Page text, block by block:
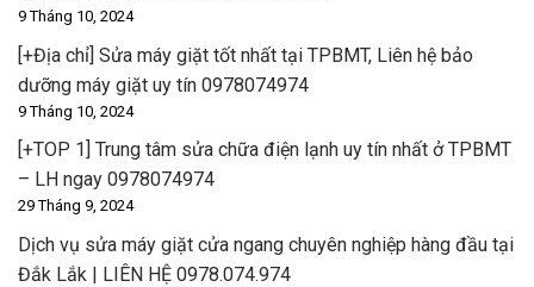
9 Tháng 10, 2024
[+Địa chỉ] Sửa máy giặt tốt nhất tại TPBMT, Liên hệ bảo
dưỡng máy giặt uy tín 0978074974
9 Tháng 10, 2024
[+TOP 1] Trung tâm sửa chữa điện lạnh uy tín nhất ở TPBMT
– LH ngay 0978074974
29 Tháng 9, 2024
Dịch vụ sửa máy giặt cửa ngang chuyên nghiệp hàng đầu tại
Đắk Lắk | LIÊN HỆ 0978.074.974